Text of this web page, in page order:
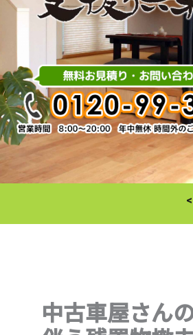
中古車屋さん